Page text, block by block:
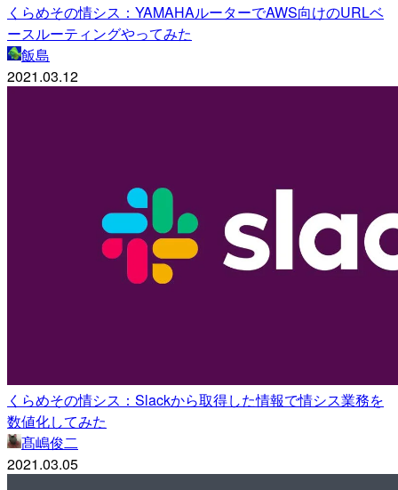
くらめその情シス：YAMAHAルーターでAWS向けのURLベ
ースルーティングやってみた
飯島
2021.03.12
くらめその情シス：Slackから取得した情報で情シス業務を
数値化してみた
髙嶋俊二
2021.03.05